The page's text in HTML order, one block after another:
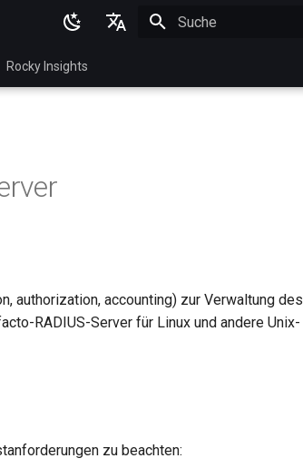
English
한국어
简体中文
Rocky Insights
authorization, accounting) zur Verwaltung des
RADIUS-Server für Linux und andere Unix-
zu beachten: